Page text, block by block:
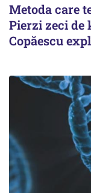
Metoda care
Pierzi zeci de
Copăescu